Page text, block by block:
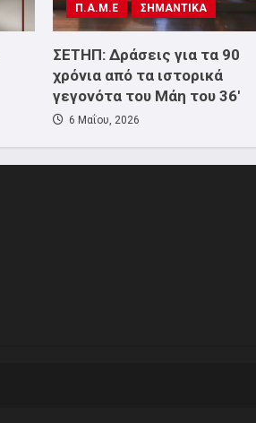
Π.Α.Μ.Ε
ΣΗΜΑΝΤΙΚΑ
ΣΕΤΗΠ: Δράσεις για τα 90
χρόνια από τα ιστορικά
γεγονότα του Μάη του 36′
6 Μαΐου, 2026